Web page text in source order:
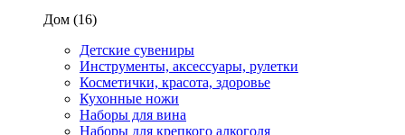
Дом (16)
Детские сувениры
Инструменты, аксессуары, рулетки
Косметички, красота, здоровье
Кухонные ножи
Наборы для вина
Наборы для крепкого алкоголя